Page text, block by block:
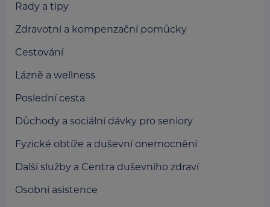
Rady a tipy
Zdravotní a kompenzační pomůcky
Cestování
Lázně a wellness
Poslední cesta
Důchody a sociální dávky pro seniory
Fyzické obtíže a duševní onemocnění
Další služby a Centra duševního zdraví
Osobní asistence